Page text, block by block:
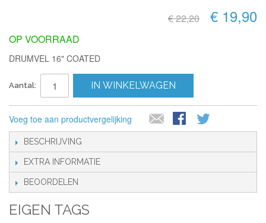
€ 22,20 € 19,90
OP VOORRAAD
DRUMVEL 16" COATED
Aantal: IN WINKELWAGEN
Voeg toe aan productvergelijking
BESCHRIJVING
EXTRA INFORMATIE
BEOORDELEN
EIGEN TAGS